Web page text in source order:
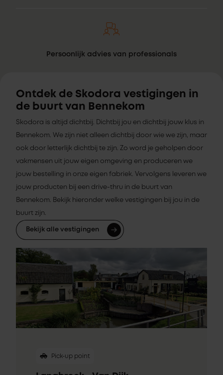
Persoonlijk advies van professionals
Ontdek de Skodora vestigingen in
de buurt van Bennekom
Skodora is altijd dichtbij. Dichtbij jou en dichtbij jouw klus in
Bennekom. We zijn niet alleen dichtbij door wie we zijn, maar
ook door letterlijk dichtbij te zijn. Zo word je geholpen door
vakmensen uit jouw eigen omgeving en produceren we
jouw bestelling in onze eigen fabriek. Vervolgens leveren we
jouw producten bij een drive-thru in de buurt van
Bennekom. Bekijk hieronder welke vestigingen bij jou in de
buurt zijn.
Bekijk alle vestigingen
Pick-up point